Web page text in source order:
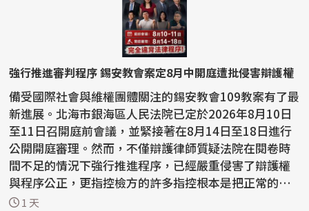
強行推進審判程序 錫安教會案定8月中開庭遭批侵害辯護權
備受國際社會與維權團體關注的錫安教會109教案有了最
新進展。北海市銀海區人民法院已定於2026年8月10日
至11日召開庭前會議，並緊接著在8月14日至18日進行
公開開庭審理。然而，不僅辯護律師質疑法院在閱卷時
間不足的情況下強行推進程序，已經嚴重侵害了辯護權
與程序公正，更指控檢方的許多指控根本是把正常的宗
教活動...
1 天